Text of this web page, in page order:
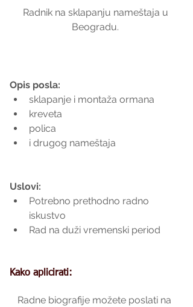
Beogradu.
Opis posla:
sklapanje i montaža ormana
kreveta
polica
i drugog nameštaja
Uslovi:
Potrebno prethodno radno
iskustvo
Rad na duži vremenski period
Kako aplicirati:
Radne biografije možete poslati na